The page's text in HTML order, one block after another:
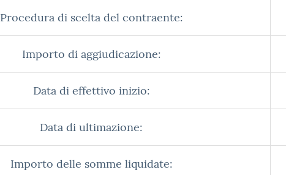
Procedura di scelta del contraente:
Importo di aggiudicazione:
Data di effettivo inizio:
Data di ultimazione:
Importo delle somme liquidate: